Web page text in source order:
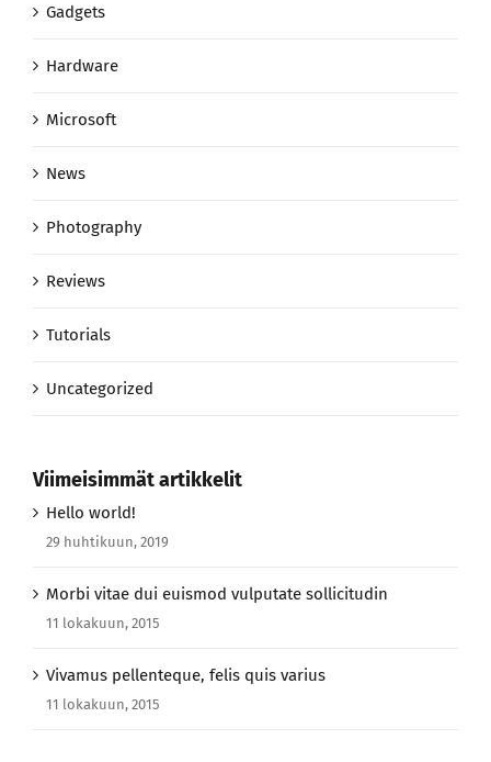
Gadgets
Hardware
Microsoft
News
Photography
Reviews
Tutorials
Uncategorized
Viimeisimmät artikkelit
Hello world!
29 huhtikuun, 2019
Morbi vitae dui euismod vulputate sollicitudin
11 lokakuun, 2015
Vivamus pellenteque, felis quis varius
11 lokakuun, 2015